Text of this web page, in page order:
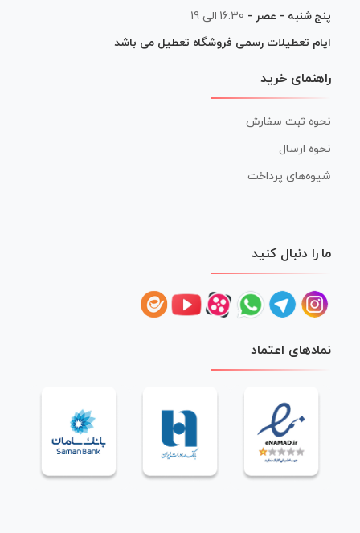
پنج شنبه - عصر - 16:30 الی 19
ایام تعطیلات رسمی فروشگاه تعطیل می باشد
راهنمای خرید
نحوه ثبت سفارش
نحوه ارسال
شیوه‌های پرداخت
ما را دنبال کنید
نمادهای اعتماد